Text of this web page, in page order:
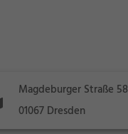
Magdeburger Straße 58
01067 Dresden